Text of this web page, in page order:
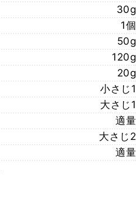
30g
1個
50g
120g
20g
小さじ1
大さじ1
適量
大さじ2
適量